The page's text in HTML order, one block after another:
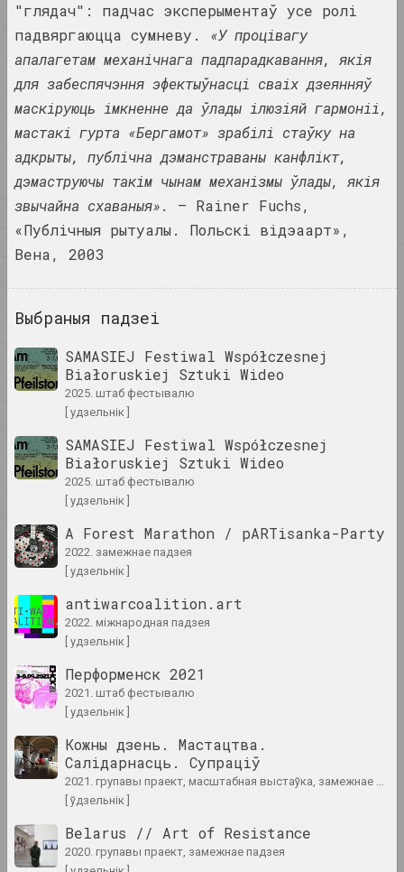
1970
1969
1962
1960
1958
1956
1954
1953
1952
1930
1927
1925
1920
1919
1891
"Фатаграфія — гэта лад
жыцця". Вытрымкі з інтэрв’ю
Уладзіміра Парфянка і
фатаграфіі ягонага
аўтарства
публікацыя
Сяргей Шабохін
Milestones in Pinhole
лекцыя
2023
"Матылёк з палымянымі
беларускай мастачкі Зінаіды
Астаповіч-Бачаровай
публікацыя
Reform.by
"Я расказваю і пра тое, што
цяпер адбываецца ў
калоніях і турмах":
аб сваёй выставе ў Берліне
Беларускае мастацтва за
мяжой: красавік 2023
Андрэй Дурэйка
публікацыя
мяжой: сакавік 2023
публікацыя
"глядач": падчас эксперыментаў усе ролі
падвяргаюцца сумневу. «У процівагу
апалагетам механічнага падпарадкавання, якія
для забеспячэння эфектыўнасці сваіх дзеянняў
маскіруюць імкненне да ўлады ілюзіяй гармоніі,
мастакі гурта «Бергамот» зрабілі стаўку на
адкрыты, публічна дэманстраваны канфлікт,
дэмаструючы такім чынам механізмы ўлады, якія
звычайна схаваныя».
– Rainer Fuchs,
«Публічныя рытуалы. Польскі відэаарт»,
Вена, 2003
Выбраныя падзеі
SAMASIEJ Festiwal Współczesnej
Białoruskiej Sztuki Wideo
2025. штаб фестывалю
[ удзельнік ]
SAMASIEJ Festiwal Współczesnej
Białoruskiej Sztuki Wideo
2025. штаб фестывалю
[ удзельнік ]
A Forest Marathon / pARTisanka-Party
2022. замежнае падзея
[ удзельнік ]
antiwarcoalition.art
2022. міжнародная падзея
[ удзельнік ]
Перформенск 2021
2021. штаб фестывалю
[ удзельнік ]
Кожны дзень. Мастацтва.
Салідарнасць. Супраціў
2021. групавы праект, масштабная выстаўка, замежнае падзея, міжнародная падзея
[ ўдзельнік ]
Belarus // Art of Resistance
2020. групавы праект, замежнае падзея